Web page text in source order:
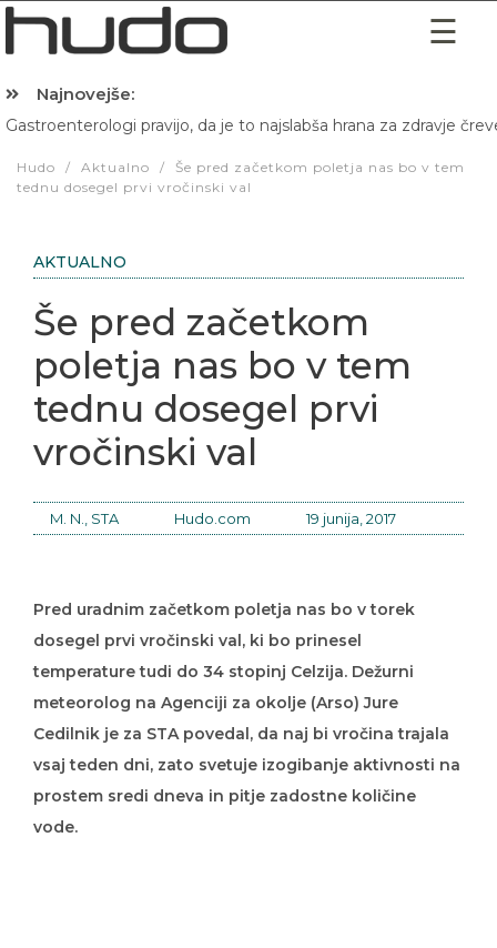
Najnovejše:
Gastroenterologi pravijo, da je to najslabša hrana za zdravje
Hudo / Aktualno /
Še pred začetkom poletja nas bo v tem
tednu dosegel prvi vročinski val
AKTUALNO
Še pred začetkom
poletja nas bo v tem
tednu dosegel prvi
vročinski val
M. N., STA Hudo.com 19 junija, 2017
Pred uradnim začetkom poletja nas bo v torek
dosegel prvi vročinski val, ki bo prinesel
temperature tudi do 34 stopinj Celzija. Dežurni
meteorolog na Agenciji za okolje (Arso) Jure
Cedilnik je za STA povedal, da naj bi vročina trajala
vsaj teden dni, zato svetuje izogibanje aktivnosti na
prostem sredi dneva in pitje zadostne količine
vode.